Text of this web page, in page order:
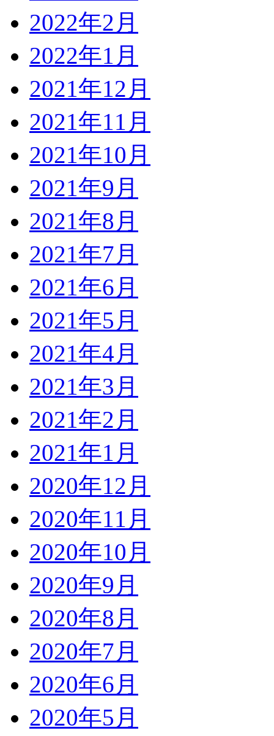
2022年2月
2022年1月
2021年12月
2021年11月
2021年10月
2021年9月
2021年8月
2021年7月
2021年6月
2021年5月
2021年4月
2021年3月
2021年2月
2021年1月
2020年12月
2020年11月
2020年10月
2020年9月
2020年8月
2020年7月
2020年6月
2020年5月